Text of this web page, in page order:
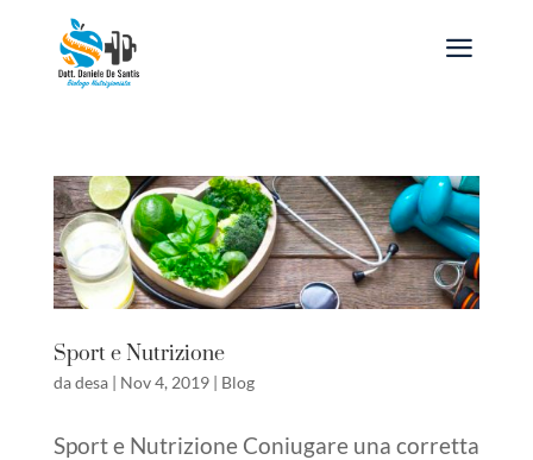
a
Sport e Nutrizione
dadesa| Nov 4, 2019| Blog
Sport e Nutrizione Coniugare una corretta